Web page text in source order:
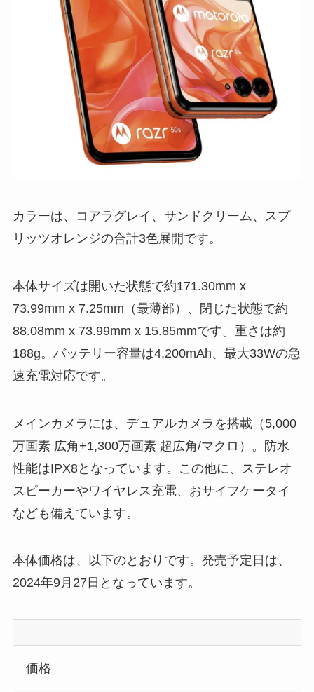
カラーは、コアラグレイ、サンドクリーム、スプ
リッツオレンジの合計3色展開です。
本体サイズは開いた状態で約171.30mm x
73.99mm x 7.25mm（最薄部）、閉じた状態で約
88.08mm x 73.99mm x 15.85mmです。重さは約
188g。バッテリー容量は4,200mAh、最大33Wの急
速充電対応です。
メインカメラには、デュアルカメラを搭載（5,000
万画素 広角+1,300万画素 超広角/マクロ）。防水
性能はIPX8となっています。この他に、ステレオ
スピーカーやワイヤレス充電、おサイフケータイ
なども備えています。
本体価格は、以下のとおりです。発売予定日は、
2024年9月27日となっています。
価格